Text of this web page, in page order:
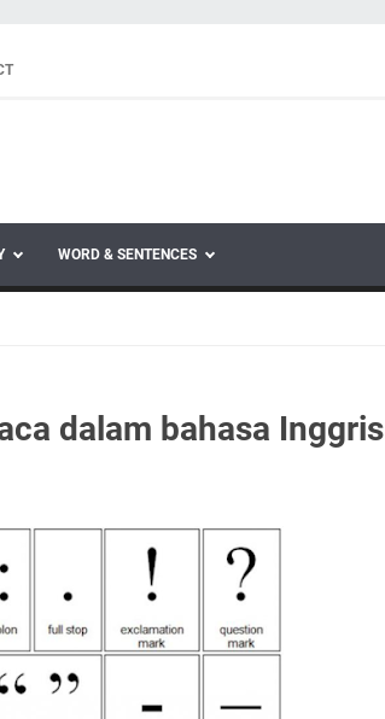
WORD & SENTENCES
dalam bahasa Inggris